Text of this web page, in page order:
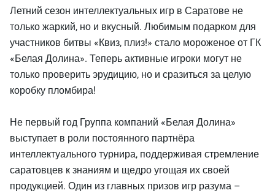
Летний сезон интеллектуальных игр в Саратове не
только жаркий, но и вкусный. Любимым подарком для
участников битвы «Квиз, плиз!» стало мороженое от ГК
«Белая Долина». Теперь активные игроки могут не
только проверить эрудицию, но и сразиться за целую
коробку пломбира!
Не первый год Группа компаний «Белая Долина»
выступает в роли постоянного партнёра
интеллектуального турнира, поддерживая стремление
саратовцев к знаниям и щедро угощая их своей
продукцией. Один из главных призов игр разума –